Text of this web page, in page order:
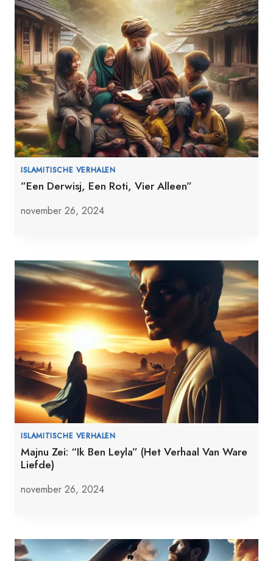
ISLAMITISCHE VERHALEN
”Een Derwisj, Een Roti, Vier Alleen”
november 26, 2024
ISLAMITISCHE VERHALEN
Majnu Zei: “Ik Ben Leyla” (Het Verhaal Van Ware
Liefde)
november 26, 2024